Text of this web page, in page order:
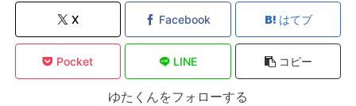
X Facebook はてブ
Pocket LINE コピー
ゆたくんをフォローする